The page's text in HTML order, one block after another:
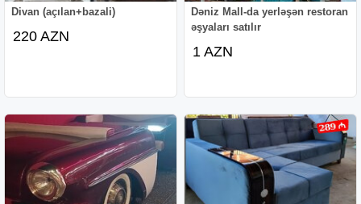
Divan (açılan+bazali)
220 AZN
Dəniz Mall-da yerləşən restoran
əşyaları satılır
1 AZN